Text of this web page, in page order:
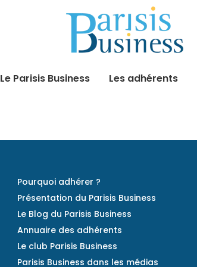
Le Parisis Business Les adhérents
Pourquoi adhérer ?
Présentation du Parisis Business
Le Blog du Parisis Business
Annuaire des adhérents
Le club Parisis Business
Parisis Business dans les médias